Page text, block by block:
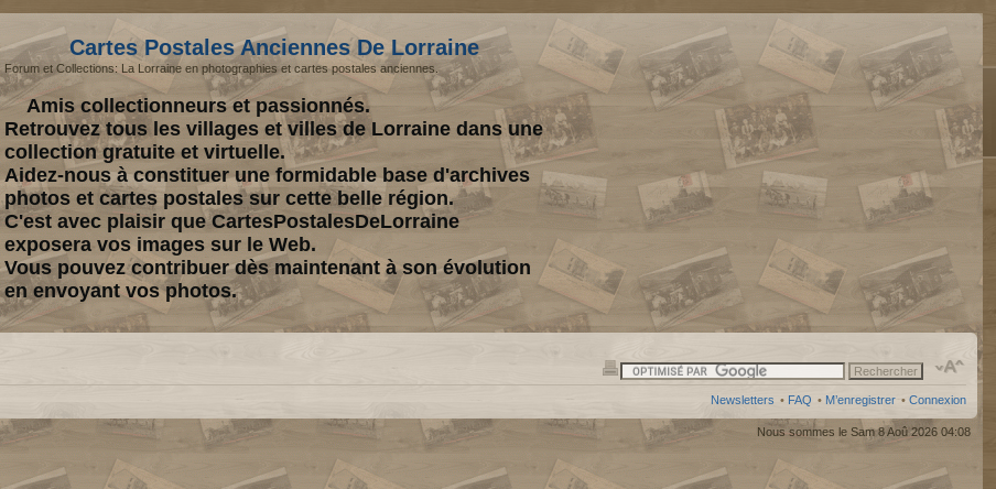
Cartes Postales Anciennes De Lorraine
Forum et Collections: La Lorraine en photographies et cartes postales anciennes.
Amis collectionneurs et passionnés.
Retrouvez tous les villages et villes de Lorraine dans une
collection gratuite et virtuelle.
Aidez-nous à constituer une formidable base d'archives
photos et cartes postales sur cette belle région.
C'est avec plaisir que CartesPostalesDeLorraine
exposera vos images sur le Web.
Vous pouvez contribuer dès maintenant à son évolution
en envoyant vos photos.
Newsletters • FAQ • M’enregistrer • Connexion
Nous sommes le Sam 8 Aoû 2026 04:08